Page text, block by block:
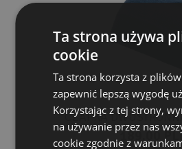
CZAPKA
189,00
Ta strona używa
cookie
Ta strona korzysta z
zapewnić lepszą wygodę
Korzystając z tej strony,
na używanie przez nas
cookie zgodnie z